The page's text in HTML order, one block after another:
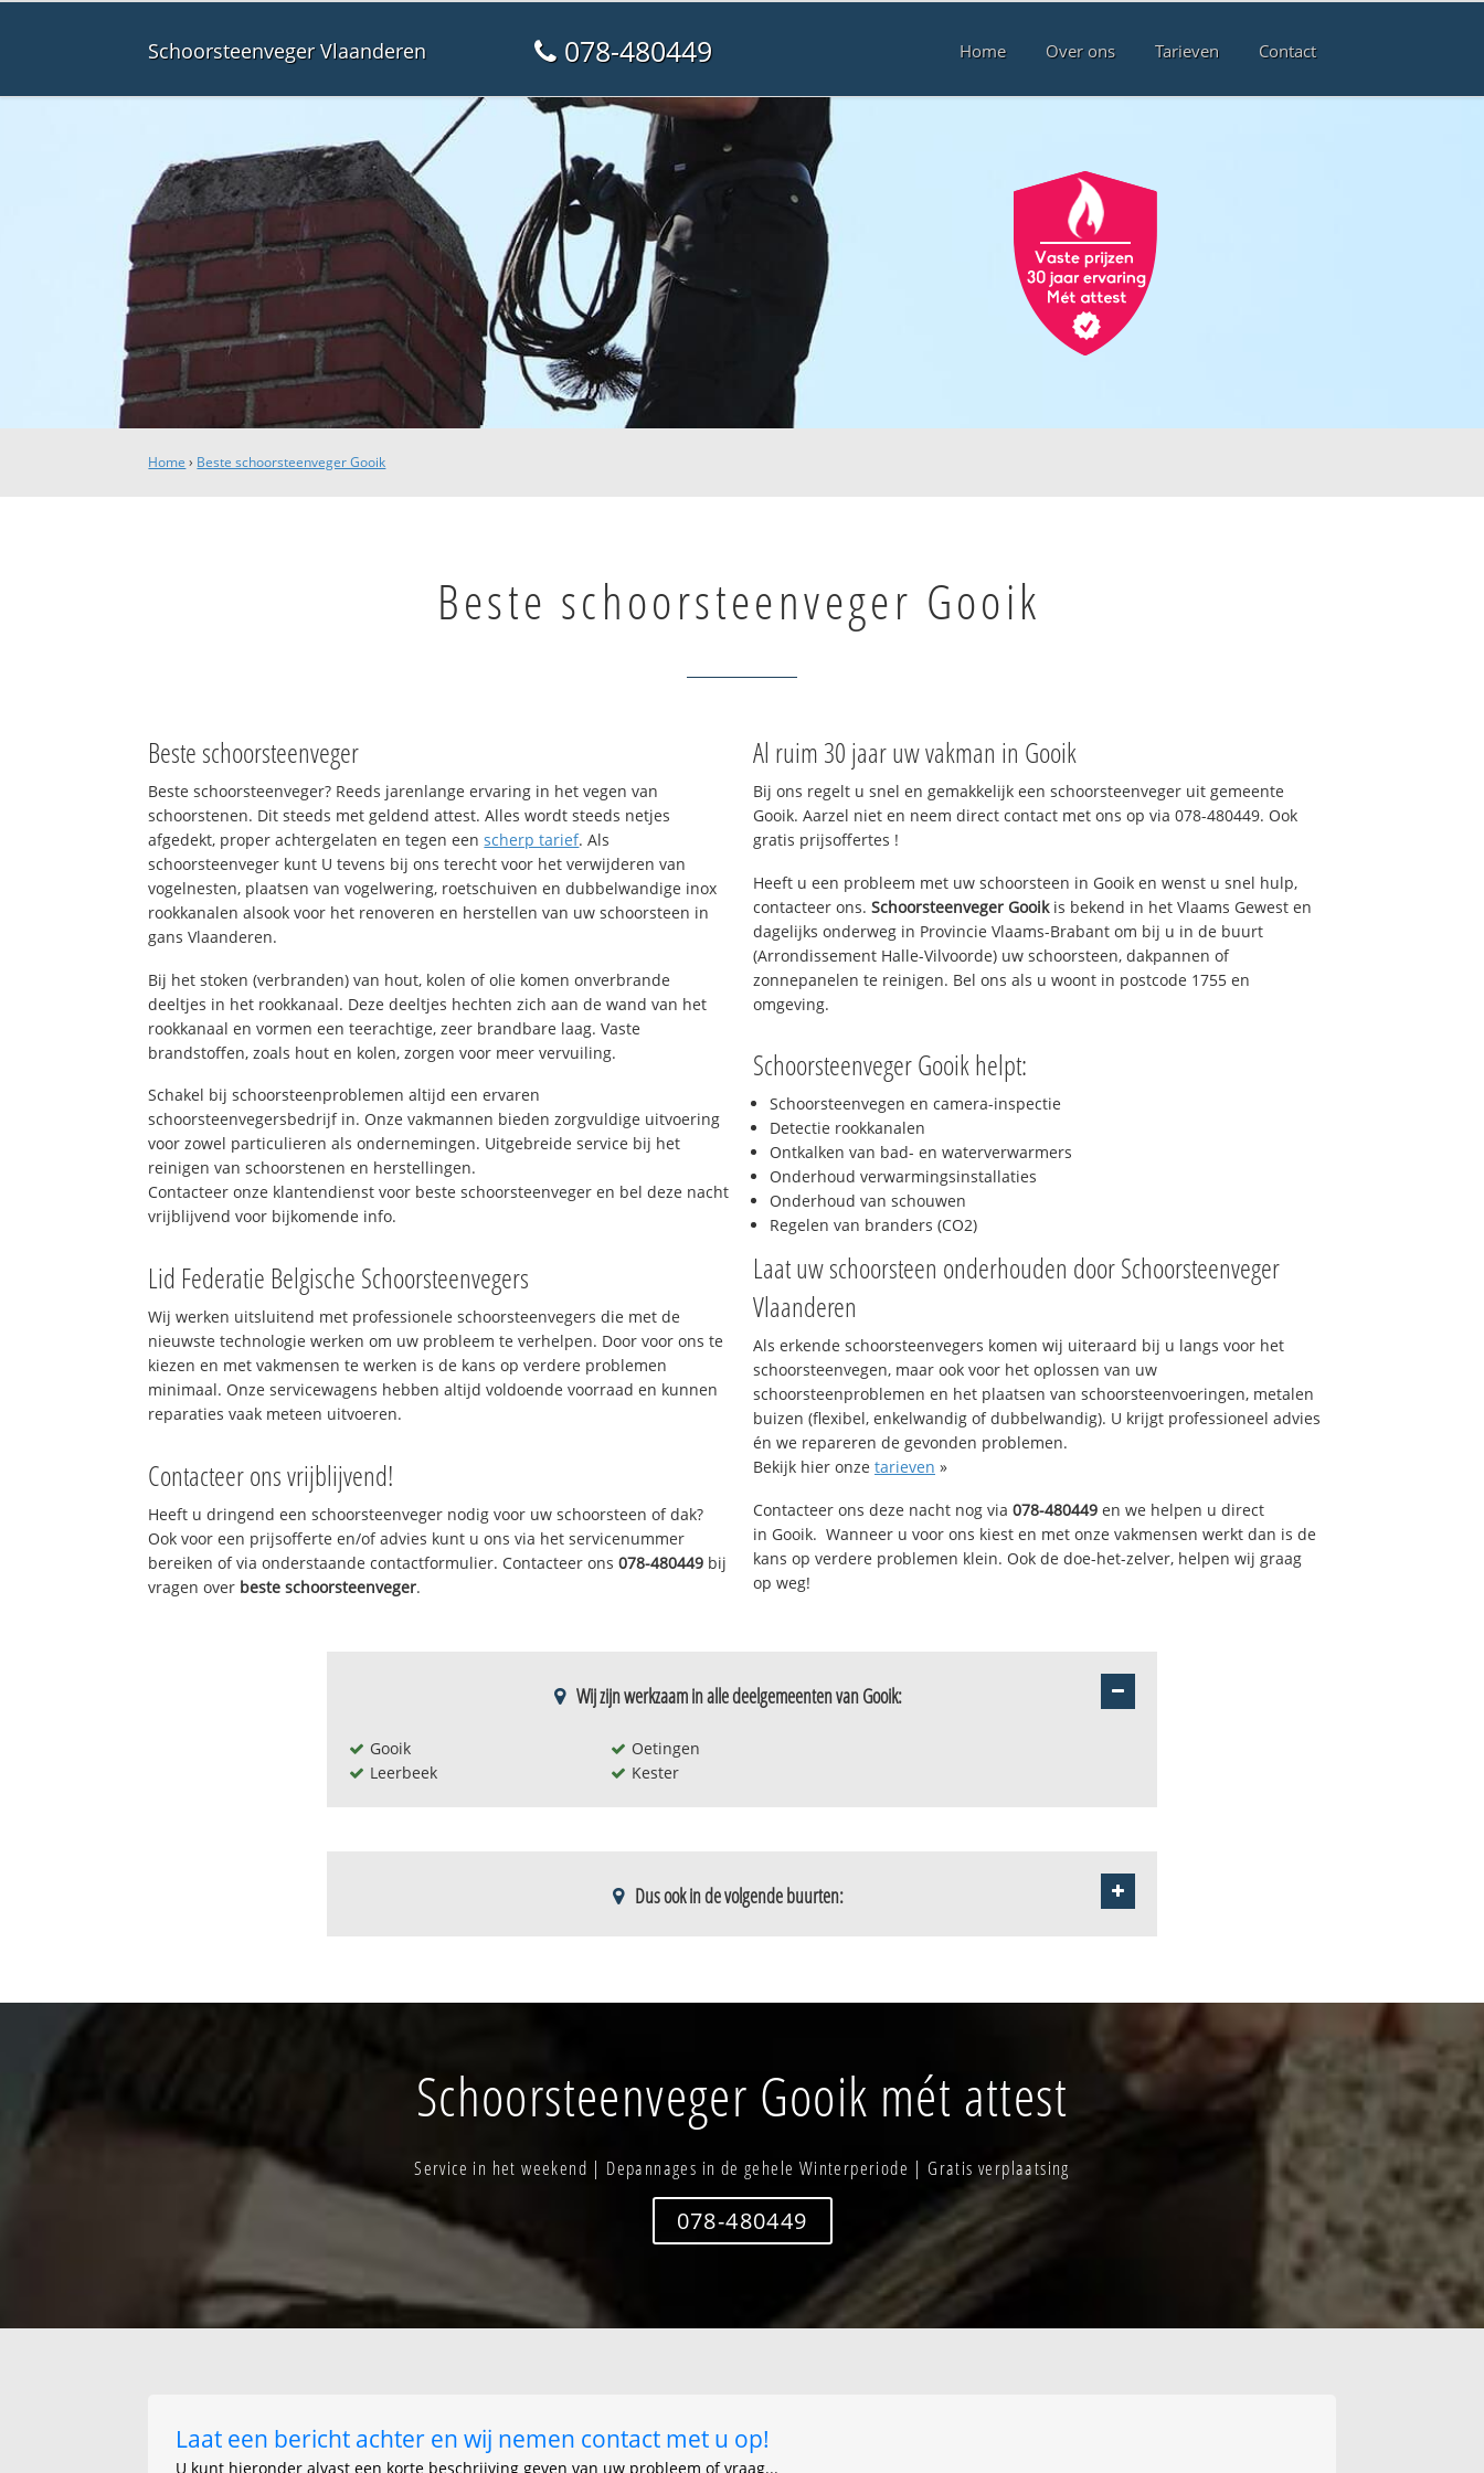
Schoorsteenveger Vlaanderen 078-480449 Home Over ons Tarieven Contact
Home › Beste schoorsteenveger Gooik
Beste schoorsteenveger Gooik
Beste schoorsteenveger
Beste schoorsteenveger? Reeds jarenlange ervaring in het vegen van
schoorstenen. Dit steeds met geldend attest. Alles wordt steeds netjes
afgedekt, proper achtergelaten en tegen eenscherp tarief. Als
schoorsteenveger kunt U tevens bij ons terecht voor het verwijderen van
vogelnesten, plaatsen van vogelwering, roetschuiven en dubbelwandige inox
rookkanalen alsook voor het renoveren en herstellen van uw schoorsteen in
gans Vlaanderen.
Bij het stoken (verbranden) van hout, kolen of olie komen onverbrande
deeltjes in het rookkanaal. Deze deeltjes hechten zich aan de wand van het
rookkanaal en vormen een teerachtige, zeer brandbare laag. Vaste
brandstoffen, zoals hout en kolen, zorgen voor meer vervuiling.
Schakel bij schoorsteenproblemen altijd een ervaren
schoorsteenvegersbedrijf in. Onze vakmannen bieden zorgvuldige uitvoering
voor zowel particulieren als ondernemingen. Uitgebreide service bij het
reinigen van schoorstenen en herstellingen.
Contacteer onze klantendienst voor beste schoorsteenveger en bel deze nacht
vrijblijvend voor bijkomende info.
Lid Federatie Belgische Schoorsteenvegers
Wij werken uitsluitend met professionele schoorsteenvegers die met de
nieuwste technologie werken om uw probleem te verhelpen. Door voor ons te
kiezen en met vakmensen te werken is de kans op verdere problemen
minimaal. Onze servicewagens hebben altijd voldoende voorraad en kunnen
reparaties vaak meteen uitvoeren.
Contacteer ons vrijblijvend!
Heeft u dringend een schoorsteenveger nodig voor uw schoorsteen of dak?
Ook voor een prijsofferte en/of advies kunt u ons via het servicenummer
bereiken of via onderstaande contactformulier. Contacteer ons078-480449 bij
vragen over beste schoorsteenveger.
Al ruim 30 jaar uw vakman in Gooik
Bij ons regelt u snel en gemakkelijk een schoorsteenveger uit gemeente
Gooik. Aarzel niet en neem direct contact met ons op via 078-480449. Ook
gratis prijsoffertes !
Heeft u een probleem met uw schoorsteen in Gooik en wenst u snel hulp,
contacteer ons. Schoorsteenveger Gooikis bekend in het Vlaams Gewest en
dagelijks onderweg in Provincie Vlaams-Brabant om bij u in de buurt
(Arrondissement Halle-Vilvoorde) uw schoorsteen, dakpannen of
zonnepanelen te reinigen. Bel ons als u woont in postcode 1755 en
omgeving.
Schoorsteenveger Gooik helpt:
Schoorsteenvegen en camera-inspectie
Detectie rookkanalen
Ontkalken van bad- en waterverwarmers
Onderhoud verwarmingsinstallaties
Onderhoud van schouwen
Regelen van branders (CO2)
Laat uw schoorsteen onderhouden door Schoorsteenveger
Vlaanderen
Als erkende schoorsteenvegers komen wij uiteraard bij u langs voor het
schoorsteenvegen, maar ook voor het oplossen van uw
schoorsteenproblemen en het plaatsen van schoorsteenvoeringen, metalen
buizen (flexibel, enkelwandig of dubbelwandig). U krijgt professioneel advies
én we repareren de gevonden problemen.
Bekijk hier onze tarieven »
Contacteer ons deze nacht nog via 078-480449 en we helpen u direct
in Gooik. Wanneer u voor ons kiest en met onze vakmensen werkt dan is de
kans op verdere problemen klein. Ook de doe-het-zelver, helpen wij graag
op weg!
Wij zijn werkzaam in alle deelgemeenten van Gooik:
Gooik
Leerbeek
Oetingen
Kester
Dus ook in de volgende buurten:
Woestijn
Schoorsteenveger Gooik mét attest
Service in het weekend | Depannages in de gehele Winterperiode | Gratis verplaatsing
078-480449
Laat een bericht achter en wij nemen contact met u op!
U kunt hieronder alvast een korte beschrijving geven van uw probleem of vraag...